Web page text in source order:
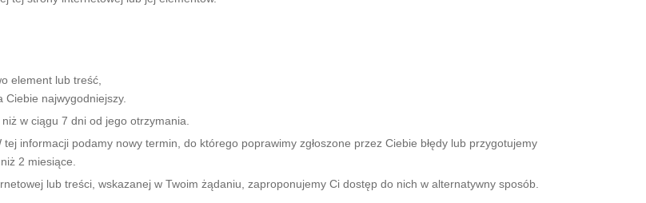
element lub treść,
najwygodniejszy.
w ciągu 7 dni od jego otrzymania.
informacji podamy nowy termin, do którego poprawimy zgłoszone przez Ciebie błędy lub przygotujemy
2 miesiące.
lub treści, wskazanej w Twoim żądaniu, zaproponujemy Ci dostęp do nich w alternatywny sposób.